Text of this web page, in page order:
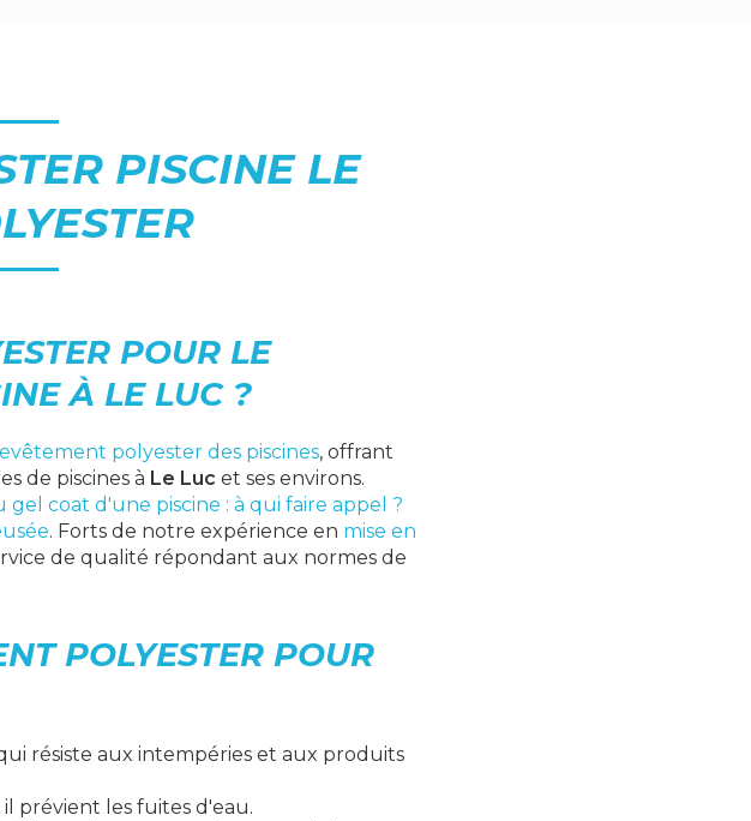
PISCINE LE
POUR LE
À LE LUC ?
polyester des piscines, offrant
de piscines à Le Luc et ses environs.
coat d'une piscine : à qui faire appel ?
. Forts de notre expérience en mise en
de qualité répondant aux normes de
POLYESTER POUR
résiste aux intempéries et aux produits
il prévient les fuites d'eau.